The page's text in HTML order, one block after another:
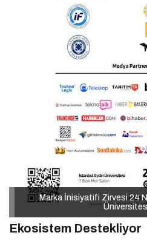
Marka İnisiyatifi Zirvesi 24
Marka İnisiyatifi Zirvesi 24
Ekosistem Destekliyor